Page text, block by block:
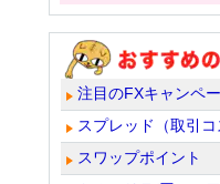
注目のFXキャンペ
スプレッド（取引コ
スワップポイント